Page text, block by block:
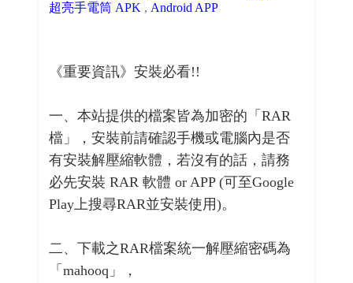
超亮手電筒 APK , Android APP
《重要資訊》安裝必看!!
一、本站提供的檔案皆為加密的「RAR
檔」，安裝前請確認手機或電腦內是否
有安裝解壓縮軟體，若沒有的話，請務
必先安裝 RAR 軟體 or APP (可至Google
Play上搜尋RAR並安裝使用)。
二、下載之RAR檔案統一解壓縮密碼為
「mahooq」，